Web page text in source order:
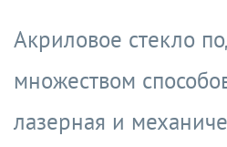
Акриловое стекло
множеством
лазерная и